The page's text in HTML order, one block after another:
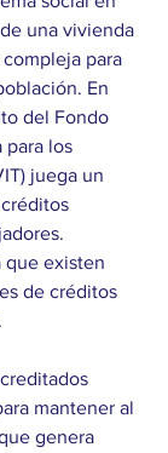
una vivienda
para
En
del Fondo
para los
juega un
que existen
de créditos
mantener al
genera